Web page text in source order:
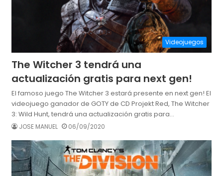
Videojuegos
The Witcher 3 tendrá una
actualización gratis para next gen!
El famoso juego The Witcher 3 estará presente en next gen! El
videojuego ganador de GOTY de CD Projekt Red, The Witcher
3: Wild Hunt, tendrá una actualización gratis para…
JOSE MANUEL 06/09/2020